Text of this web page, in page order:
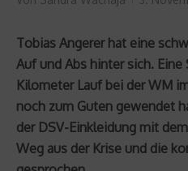
Tobias Angerer hat eine
Auf und Abs hinter sich.
Kilometer Lauf bei der WM
noch zum Guten gewendet
der DSV-Einkleidung mit
Weg aus der Krise und die